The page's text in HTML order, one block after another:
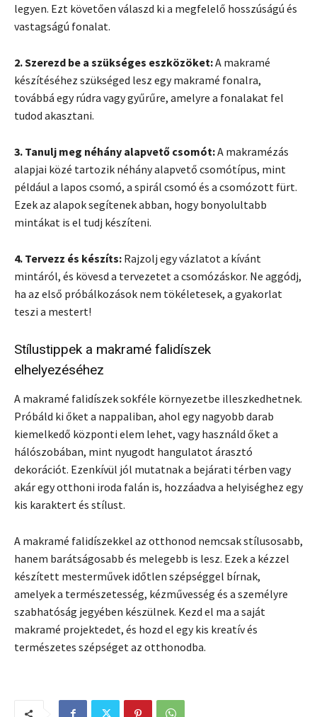
legyen. Ezt követően válaszd ki a megfelelő hosszúságú és
vastagságú fonalat.
2. Szerezd be a szükséges eszközöket:A makramé
készítéséhez szükséged lesz egy makramé fonalra,
továbbá egy rúdra vagy gyűrűre, amelyre a fonalakat fel
tudod akasztani.
3. Tanulj meg néhány alapvető csomót:A makramézás
alapjai közé tartozik néhány alapvető csomótípus, mint
például a lapos csomó, a spirál csomó és a csomózott fürt.
Ezek az alapok segítenek abban, hogy bonyolultabb
mintákat is el tudj készíteni.
4. Tervezz és készíts: Rajzolj egy vázlatot a kívánt
mintáról, és kövesd a tervezetet a csomózáskor. Ne aggódj,
ha az első próbálkozások nem tökéletesek, a gyakorlat
teszi a mestert!
Stílustippek a makramé falidíszek
elhelyezéséhez
A makramé falidíszek sokféle környezetbe illeszkedhetnek.
Próbáld ki őket a nappaliban, ahol egy nagyobb darab
kiemelkedő központi elem lehet, vagy használd őket a
hálószobában, mint nyugodt hangulatot árasztó
dekorációt. Ezenkívül jól mutatnak a bejárati térben vagy
akár egy otthoni iroda falán is, hozzáadva a helyiséghez egy
kis karaktert és stílust.
A makramé falidíszekkel az otthonod nemcsak stílusosabb,
hanem barátságosabb és melegebb is lesz. Ezek a kézzel
készített mesterművek időtlen szépséggel bírnak,
amelyek a természetesség, kézművesség és a személyre
szabhatóság jegyében készülnek. Kezd el ma a saját
makramé projektedet, és hozd el egy kis kreatív és
természetes szépséget az otthonodba.